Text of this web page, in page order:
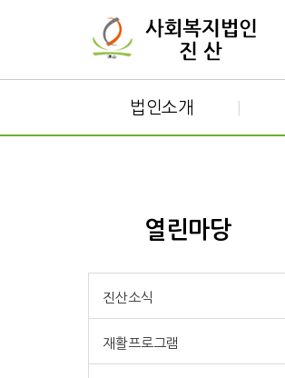
법인소개
열린마당
진산소식
재활프로그램